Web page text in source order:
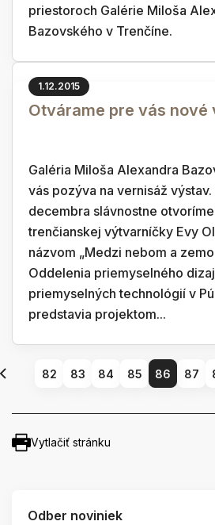
priestoroch Galérie Miloša
Bazovského v Trenčíne.
1.12.2015
Otvárame pre vás
Galéria Miloša Alexandra
vás pozýva na vernisáž výstav.
decembra slávnostne
trenčianskej výtvarníčky Evy
názvom „Medzi nebom a
Oddelenia priemyselného
priemyselných technológií v
predstavia projektom...
82 83 84 85 86 87
Vytlačiť stránku
Odber noviniek